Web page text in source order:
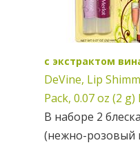
с экстрактом
DeVine, Lip
Pack, 0.07 oz (2 g)
В наборе 2
(нежно-розовый